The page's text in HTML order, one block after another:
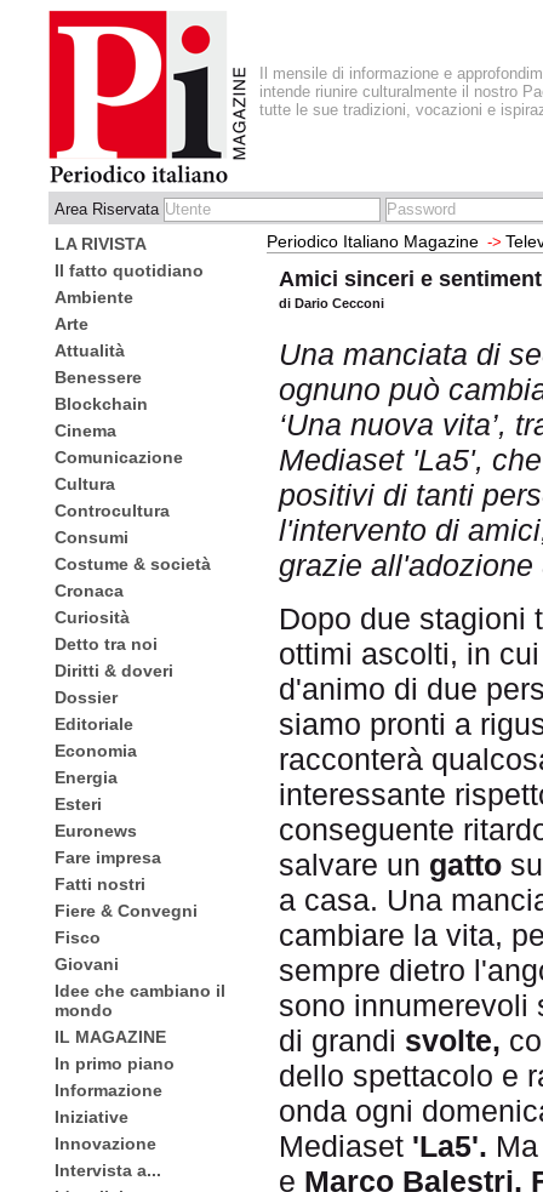
Il mensile di informazione e
intende riunire culturalmente il nostro
tutte le sue tradizioni, vocazioni e
Area Riservata
LA RIVISTA
Il fatto quotidiano
Ambiente
Arte
Attualità
Benessere
Blockchain
Cinema
Comunicazione
Cultura
Controcultura
Consumi
Costume & società
Cronaca
Curiosità
Detto tra noi
Diritti & doveri
Dossier
Editoriale
Economia
Energia
Esteri
Euronews
Fare impresa
Fatti nostri
Fiere & Convegni
Fisco
Giovani
Idee che cambiano il
mondo
IL MAGAZINE
In primo piano
Informazione
Iniziative
Innovazione
Intervista a...
Periodico Italiano Magazine ->
Amici sinceri e
di Dario Cecconi
Una manciata di
ognuno può
‘Una nuova vita’,
Mediaset 'La5',
positivi di tanti
l'intervento di
grazie
Dopo due stagioni
ottimi ascolti, in
d'animo di due
siamo pronti a
racconterà
interessante
conseguente
salvare un gatto
a casa. Una
cambiare la vita,
sempre dietro
sono innumerevoli
di grandi svolte,
dello spettacolo e
onda ogni
Mediaset 'La5'.
e Marco Balestri,